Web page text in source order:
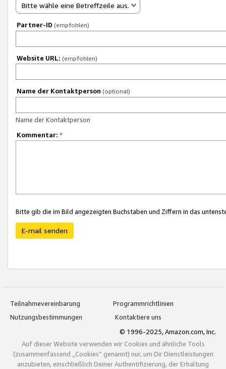
Bitte wähle eine Betreffzeile aus.
Partner-ID (empfohlen)
Website URL: (empfohlen)
Name der Kontaktperson (optional)
Name der Kontaktperson
Kommentar: *
Bitte gib die im Bild angezeigten Buchstaben und Ziffern in das
E-mail senden
Teilnahmevereinbarung
Programmrichtlinien
Nutzungsbestimmungen
Kontaktiere uns
© 1996-2025, Amazon.com, Inc.
Auf dieser Website verwenden wir Cookies und ähnliche Tools
(zusammenfassend „Cookies“ genannt) nur, um Dir Dienstleistungen
anzubieten, einschließlich Deiner Authentifizierung, der Erhaltung